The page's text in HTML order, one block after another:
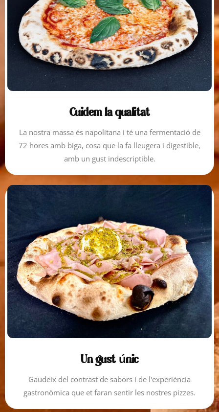
Cuidem la qualitat
La nostra massa és napolitana i té una fermentació de
72 hores amb biga, cosa que la fa lleugera i digestible,
amb un gust indescriptible.
Un gust únic
Gaudeix del contrast de sabors i de l'experiència
gastronòmica que et faran sentir les nostres pizzes.